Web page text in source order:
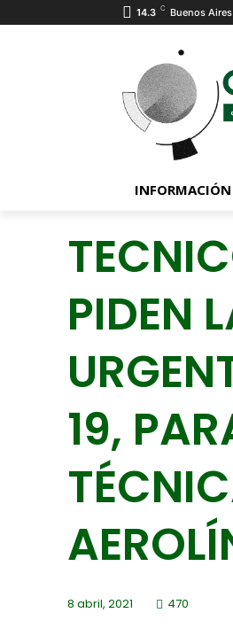
14.3 C Buenos Aires
PIDEN
19,
8 abril, 2021 470